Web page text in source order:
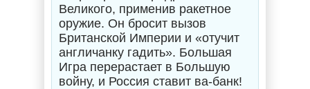
Великого, применив ракетное
оружие. Он бросит вызов
Британской Империи и «отучит
англичанку гадить». Большая
Игра перерастает в Большую
войну, и Россия ставит ва-банк!